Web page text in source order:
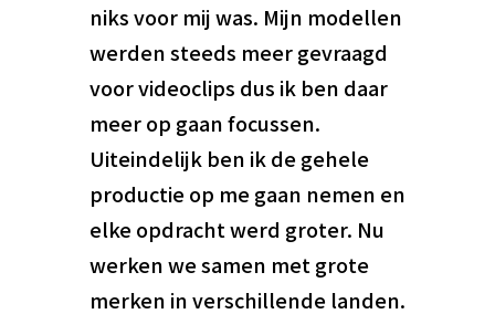
niks voor mij was. Mijn modellen
werden steeds meer gevraagd
voor videoclips dus ik ben daar
meer op gaan focussen.
Uiteindelijk ben ik de gehele
productie op me gaan nemen en
elke opdracht werd groter. Nu
werken we samen met grote
merken in verschillende landen.